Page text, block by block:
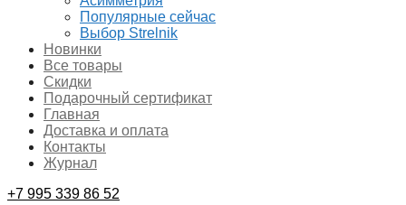
Популярные сейчас
Выбор Strelnik
Новинки
Все товары
Скидки
Подарочный сертификат
Главная
Доставка и оплата
Контакты
Журнал
+7 995 339 86 52